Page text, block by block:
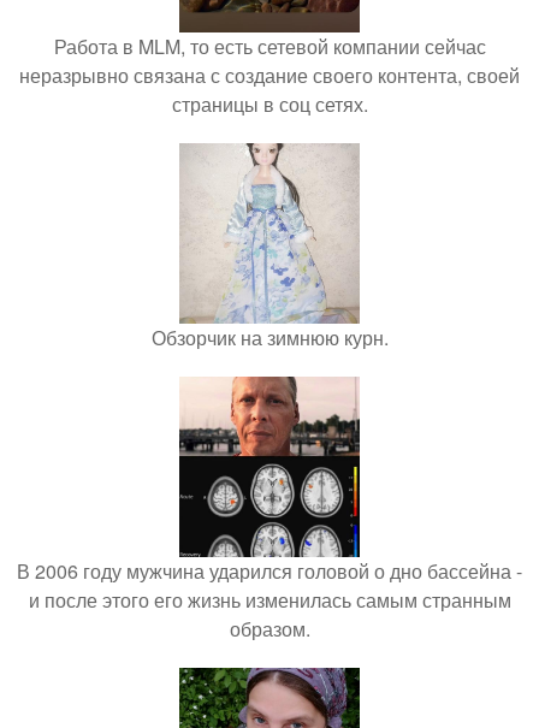
Работа в MLM, то есть сетевой компании сейчас
неразрывно связана с создание своего контента, своей
страницы в соц сетях.
Обзорчик на зимнюю курн.
В 2006 году мужчина ударился головой о дно бассейна -
и после этого его жизнь изменилась самым странным
образом.